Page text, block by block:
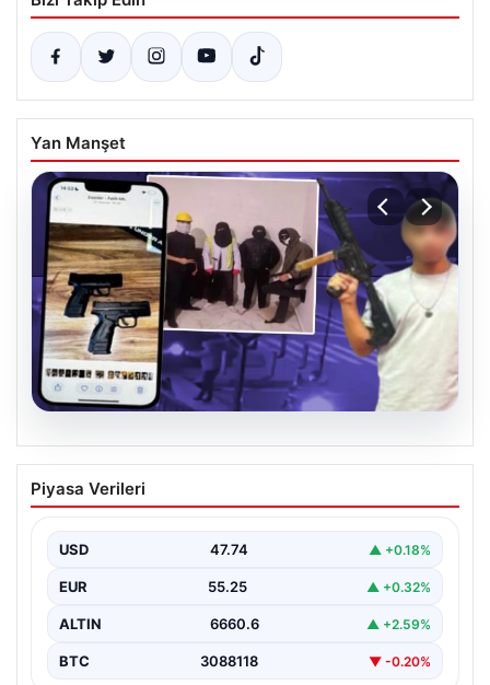
Yan Manşet
07.08.2026
Casperlar çetesine yeni iddianame
Piyasa Verileri
USD 47.74 ▲ +0.18%
EUR 55.25 ▲ +0.32%
ALTIN 6660.6 ▲ +2.59%
BTC 3088118 ▼ -0.20%